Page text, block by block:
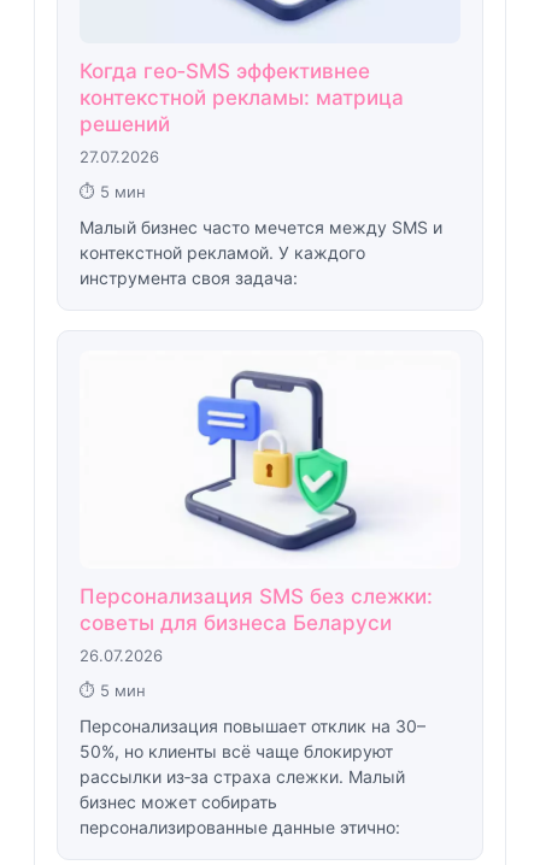
Когда гео‑SMS эффективнее
контекстной рекламы: матрица
решений
27.07.2026
⏱ 5 мин
Малый бизнес часто мечется между SMS и
контекстной рекламой. У каждого
инструмента своя задача:
Персонализация SMS без слежки:
советы для бизнеса Беларуси
26.07.2026
⏱ 5 мин
Персонализация повышает отклик на 30–
50%, но клиенты всё чаще блокируют
рассылки из‑за страха слежки. Малый
бизнес может собирать
персонализированные данные этично: